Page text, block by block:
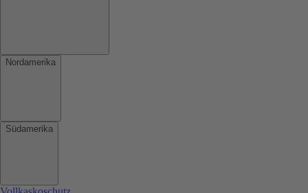
Nordamerika
Südamerika